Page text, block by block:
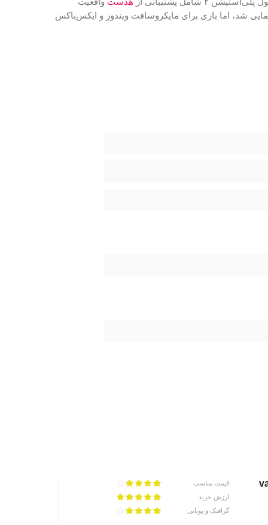
۲۰۱۶ رونمایی شد، اما بازی برای مایکروسافت ویندوز و ایکس‌باکس
قیمت مناسب
ارزش خرید
گرافیک و پویایی